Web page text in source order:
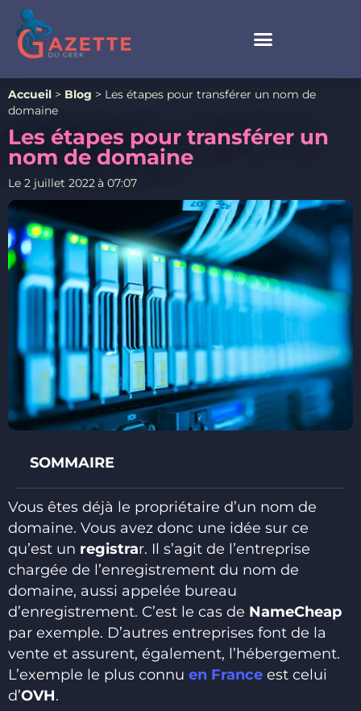
Accueil > Blog > Les étapes pour transférer un nom de
domaine
Les étapes pour transférer un
nom de domaine
Le 2 juillet 2022à 07:07
SOMMAIRE
Vous êtes déjà le propriétaire d’un nom de
domaine. Vous avez donc une idée sur ce
qu’est un registrar. Il s’agit de l’entreprise
chargée de l’enregistrement du nom de
domaine, aussi appelée bureau
d’enregistrement. C’est le cas de NameCheap
par exemple. D’autres entreprises font de la
vente et assurent, également, l’hébergement.
L’exemple le plus connu en France est celui
d’OVH.